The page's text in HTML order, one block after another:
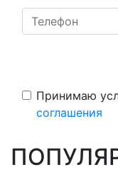
Принимаю
соглашения